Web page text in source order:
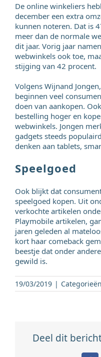
De online winkeliers
december een extra
kunnen noteren. Dat is
meer dan de normale
dit jaar. Vorig jaar
webwinkels ook toe,
stijging van 42 procent.
Volgens Wijnand
beginnen veel
doen van aankopen.
bestelling hoger en
webwinkels. Jongen
gadgets steeds
denken aan tablets,
Speelgoed
Ook blijkt dat
speelgoed kopen. Uit
verkochte artikelen
Playmobile artikelen,
jaren geleden al
kort haar comeback
beestje dat onder
gewild is.
19/03/2019 |
Deel dit